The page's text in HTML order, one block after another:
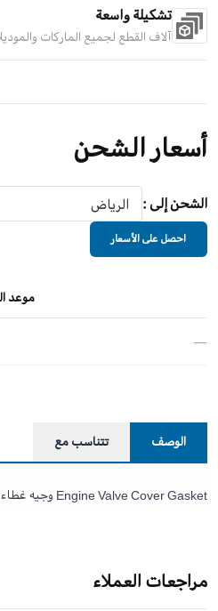
تشكيلة واسعة
آلاف القطع لجميع الماركات
أسعار الشحن
الشحن إلى : الرياض
احصل على الأسعار
موعد
—
الوصف تتناسب مع
Engine Valve Cover Gasket وجيه غطاء بلوف مكينة
مراجعات العملاء